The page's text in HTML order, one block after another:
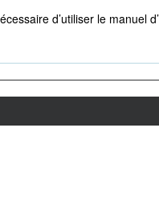
d’utiliser le manuel